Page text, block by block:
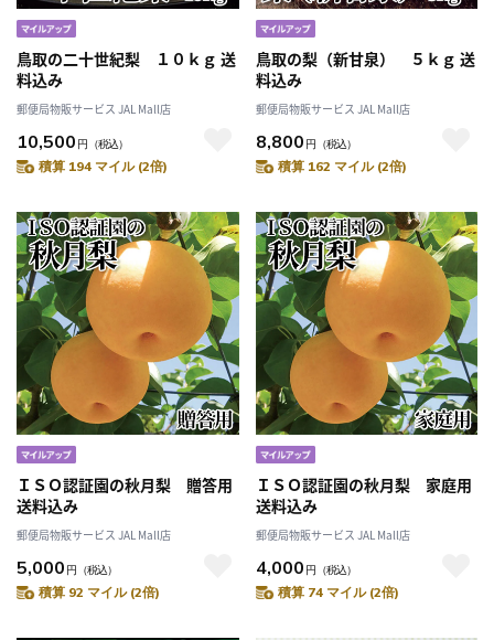
鳥取の二十世紀梨 １０ｋｇ 送
料込み
郵便局物販サービス JAL Mall店
10,500 円 （税込）
積算 194 マイル (2倍)
鳥取の梨（新甘泉） ５ｋｇ 送
料込み
郵便局物販サービス JAL Mall店
8,800 円 （税込）
積算 162 マイル (2倍)
ＩＳＯ認証園の秋月梨 贈答用
送料込み
郵便局物販サービス JAL Mall店
5,000 円 （税込）
積算 92 マイル (2倍)
ＩＳＯ認証園の秋月梨 家庭用
送料込み
郵便局物販サービス JAL Mall店
4,000 円 （税込）
積算 74 マイル (2倍)